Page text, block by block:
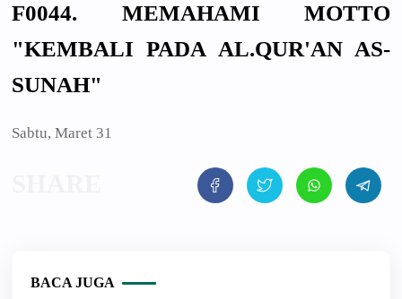
F0044. MEMAHAMI MOTTO
"KEMBALI PADA AL.QUR'AN AS-
SUNAH"
Sabtu, Maret 31
BACA JUGA